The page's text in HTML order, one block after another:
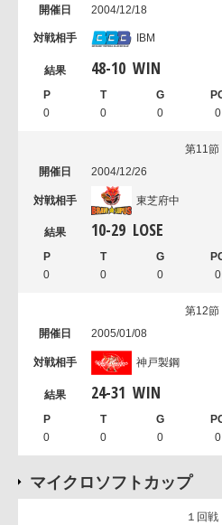
2004/12/18
IBM
48-10 WIN
0 0 0 0
第11節
2004/12/26
東芝府中
10-29 LOSE
0 0 0 0
第12節
2005/01/08
神戸製鋼
24-31 WIN
0 0 0 0
マイクロソフトカップ
１回戦